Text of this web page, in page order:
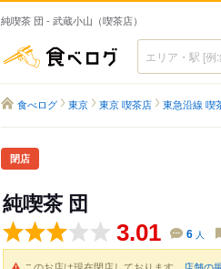
純喫茶 団 - 武蔵小山（喫茶店）
食べログ
食べログ 東京 東京 喫茶店 東急沿線 喫
閉店
純喫茶 団
3.01 6 人